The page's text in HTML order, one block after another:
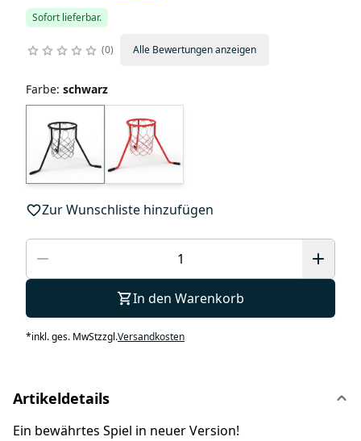
Sofort lieferbar.
0 Alle Bewertungen anzeigen
Farbe: schwarz
Zur Wunschliste hinzufügen
In den Warenkorb
*inkl. ges. MwStzzgl.Versandkosten
Artikeldetails
Ein bewährtes Spiel in neuer Version!